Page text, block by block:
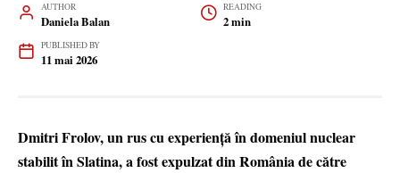
AUTHOR
Daniela Balan
READING
2 min
PUBLISHED BY
11 mai 2026
Dmitri Frolov, un rus cu experiență în domeniul nuclear
stabilit în Slatina, a fost expulzat din România de către